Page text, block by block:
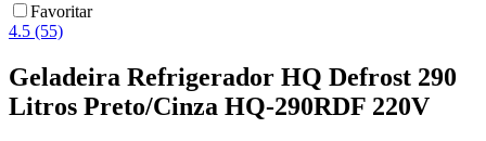
Favoritar
4.5 (55)
Geladeira Refrigerador HQ Defrost 290
Litros Preto/Cinza HQ-290RDF 220V